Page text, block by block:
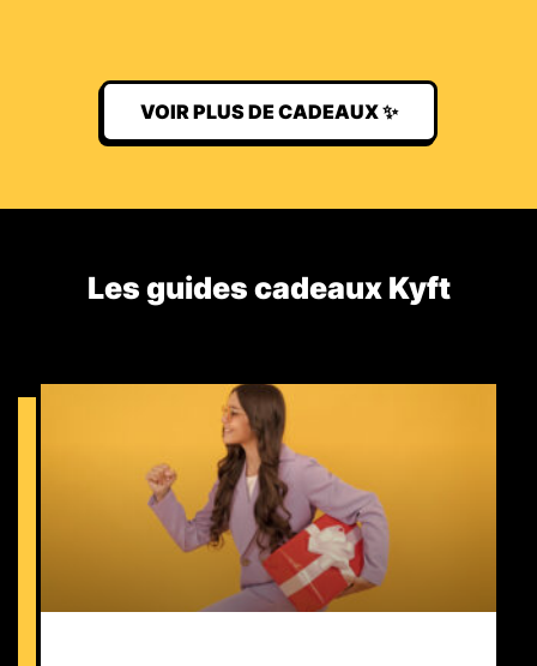
VOIR PLUS DE CADEAUX ✨
Les guides cadeaux Kyft​